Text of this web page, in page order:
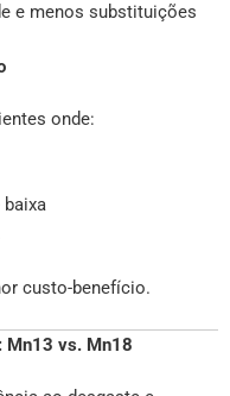
e menos substituições
onde:
custo-benefício.
Mn13 vs. Mn18